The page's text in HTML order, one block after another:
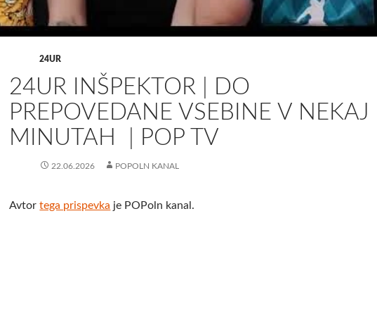
24UR
24UR INŠPEKTOR | DO
PREPOVEDANE VSEBINE V NEKAJ
MINUTAH | POP TV
22.06.2026 POPOLN KANAL
Avtortega prispevka je POPoln kanal.